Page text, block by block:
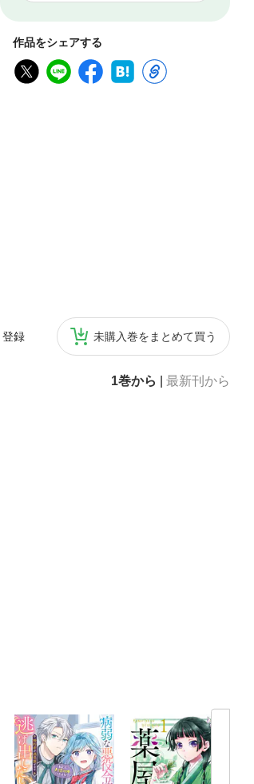
作品をシェアする
登録 未購入巻をまとめて買う
1巻から 最新刊から